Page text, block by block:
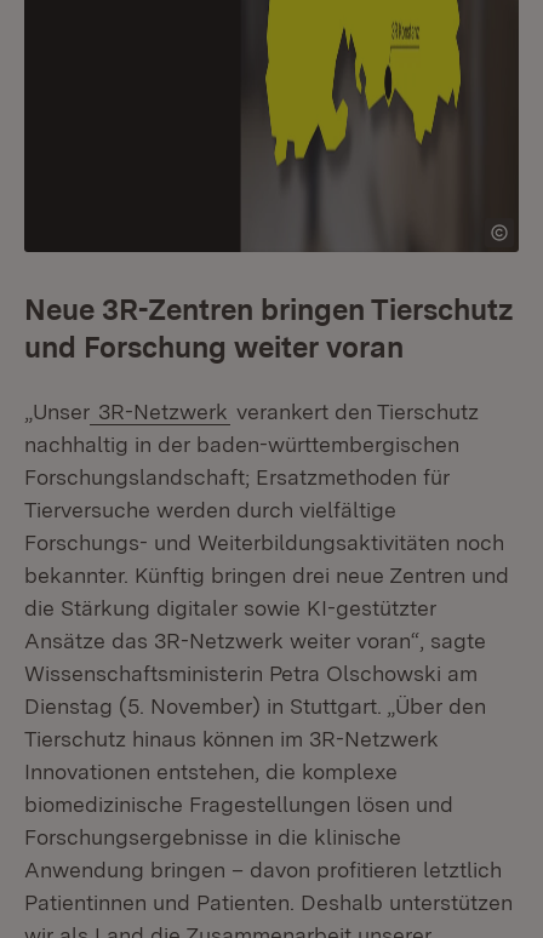
Neue 3R-Zentren bringen Tierschutz
und Forschung weiter voran
„Unser 3R-Netzwerk verankert den Tierschutz
nachhaltig in der baden-württembergischen
Forschungslandschaft; Ersatzmethoden für
Tierversuche werden durch vielfältige
Forschungs- und Weiterbildungsaktivitäten noch
bekannter. Künftig bringen drei neue Zentren und
die Stärkung digitaler sowie KI-gestützter
Ansätze das 3R-Netzwerk weiter voran“, sagte
Wissenschaftsministerin Petra Olschowski am
Dienstag (5. November) in Stuttgart. „Über den
Tierschutz hinaus können im 3R-Netzwerk
Innovationen entstehen, die komplexe
biomedizinische Fragestellungen lösen und
Forschungsergebnisse in die klinische
Anwendung bringen – davon profitieren letztlich
Patientinnen und Patienten. Deshalb unterstützen